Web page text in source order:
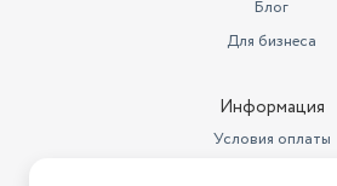
Блог
Для бизнеса
Информация
Условия оплаты